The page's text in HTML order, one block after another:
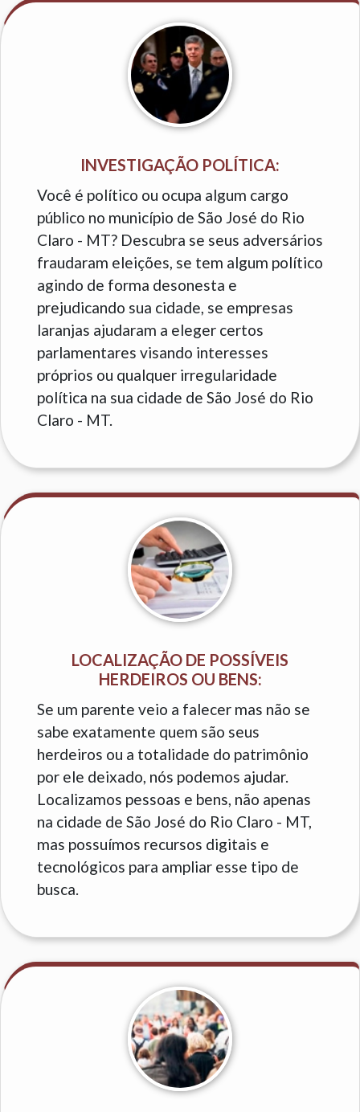
INVESTIGAÇÃO POLÍTICA:
Você é político ou ocupa algum cargo
público no município de São José do Rio
Claro - MT? Descubra se seus adversários
fraudaram eleições, se tem algum político
agindo de forma desonesta e
prejudicando sua cidade, se empresas
laranjas ajudaram a eleger certos
parlamentares visando interesses
próprios ou qualquer irregularidade
política na sua cidade de São José do Rio
Claro - MT.
LOCALIZAÇÃO DE POSSÍVEIS
HERDEIROS OU BENS:
Se um parente veio a falecer mas não se
sabe exatamente quem são seus
herdeiros ou a totalidade do patrimônio
por ele deixado, nós podemos ajudar.
Localizamos pessoas e bens, não apenas
na cidade de São José do Rio Claro - MT,
mas possuímos recursos digitais e
tecnológicos para ampliar esse tipo de
busca.